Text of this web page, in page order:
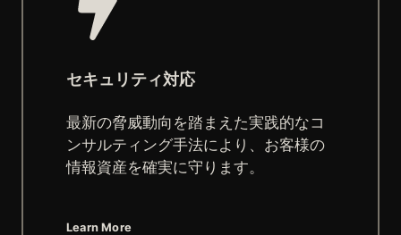
セキュリティ対応
最新の脅威動向を踏まえた実践的なコ
ンサルティング手法により、お客様の
情報資産を確実に守ります。
Learn More